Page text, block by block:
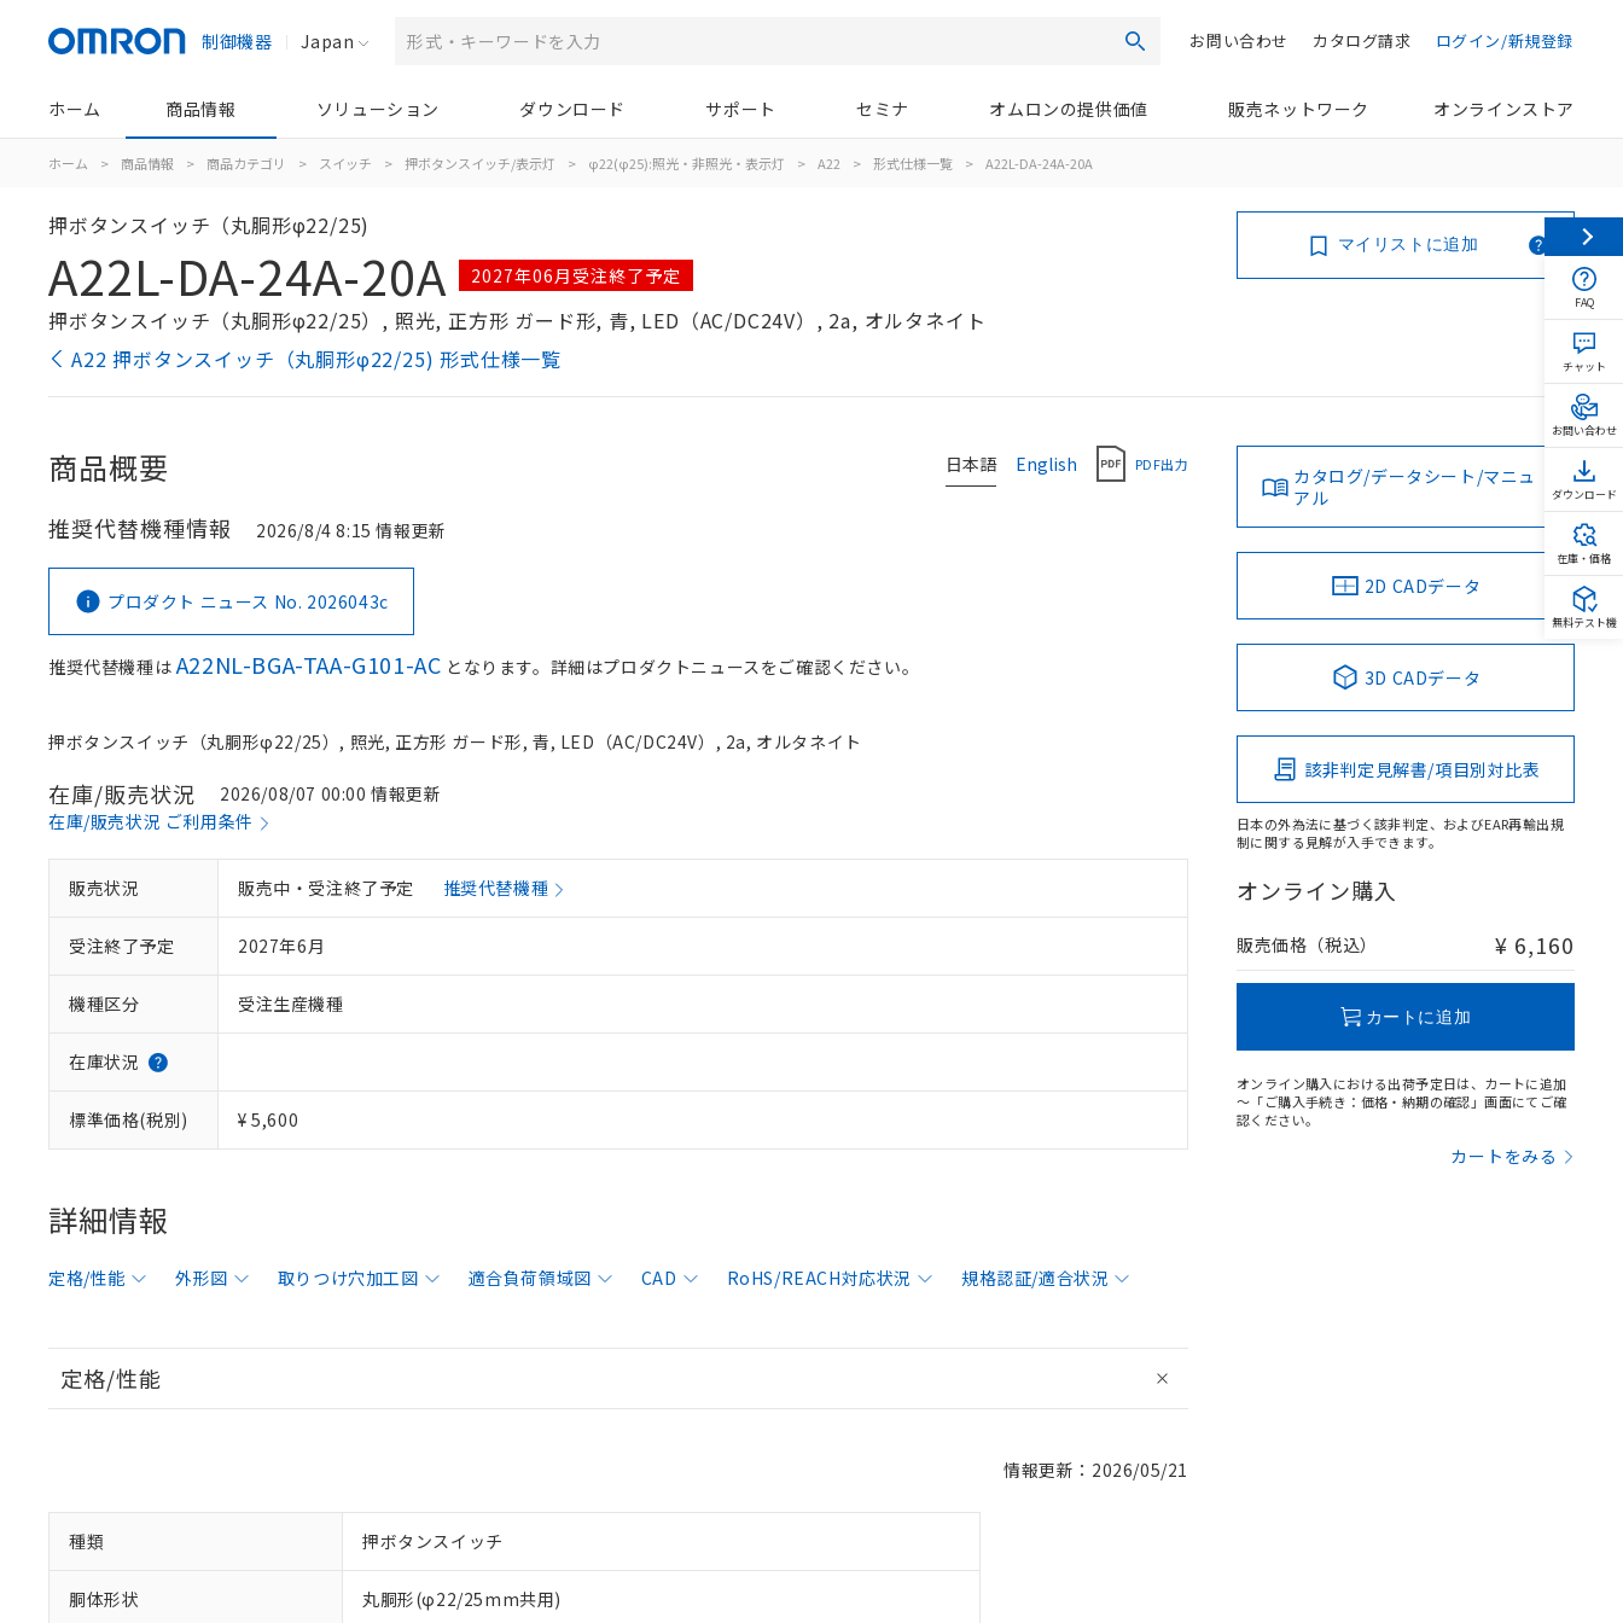
制御機器 Japan 検索 ログイン/新規登録
カタログ請求
お問い合わせ
ホーム 商品情報 ソリューション ダウンロード サポート セミナ オムロンの提供価値 販売ネットワーク オンラインストア
ホーム > 商品情報 > 商品カテゴリ > スイッチ > 押ボタンスイッチ/表示灯 > φ22(φ25):照光・非照光・表示灯 > A22 > 形式仕様一覧 > A22L-DA-24A-20A
押ボタンスイッチ（丸胴形φ22/25)
A22L-DA-24A-20A 2027年06月受注終了予定
押ボタンスイッチ（丸胴形φ22/25）, 照光, 正方形 ガード形, 青, LED（AC/DC24V）, 2a, オルタネイト
A22 押ボタンスイッチ（丸胴形φ22/25) 形式仕様一覧
マイリストに追加
日本語 English PDF出力
商品概要
推奨代替機種情報 2026/8/4 8:15 情報更新
プロダクト ニュース No. 2026043c
推奨代替機種はA22NL-BGA-TAA-G101-AC となります。詳細はプロダクトニュースをご確認ください。
押ボタンスイッチ（丸胴形φ22/25）, 照光, 正方形 ガード形, 青, LED（AC/DC24V）, 2a, オルタネイト
在庫/販売状況
2026/08/07 00:00 情報更新
在庫/販売状況 ご利用条件
販売状況 販売中・受注終了予定 推奨代替機種
受注終了予定 2027年6月
機種区分 受注生産機種
在庫状況
標準価格(税別) ¥ 5,600
詳細情報
定格/性能 外形図 取りつけ穴加工図 適合負荷領域図 CAD RoHS/REACH対応状況 規格認証/適合状況
定格/性能
情報更新：2026/05/21
種類 押ボタンスイッチ
胴体形状 丸胴形(φ22/25mm共用)
カタログ/データシート/マニュ
アル
2D CADデータ
3D CADデータ
該非判定見解書/項目別対比表
日本の外為法に基づく該非判定、およびEAR再輸出規
制に関する見解が入手できます。
オンライン購入
販売価格（税込） ¥ 6,160
カートに追加
オンライン購入における出荷予定日は、カートに追加
～「ご購入手続き：価格・納期の確認」画面にてご確
認ください。
カートをみる
FAQ
チャット
お問い合わせ
ダウンロード
在庫・価格
無料テスト機